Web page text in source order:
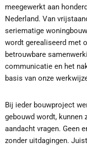
meegewerkt aan
Nederland. Van
seriematige
wordt gerealiseerd met
betrouwbare
communicatie en het
basis van onze
Bij ieder bouwproject
gebouwd wordt,
aandacht vragen. Geen
zonder uitdagingen.